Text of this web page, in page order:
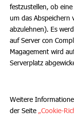
festzustellen, ob
um das Abspeichern
abzulehnen). Es
auf Server con
Magagement wird
Serverplatz
Weitere
der Seite „Cookie-